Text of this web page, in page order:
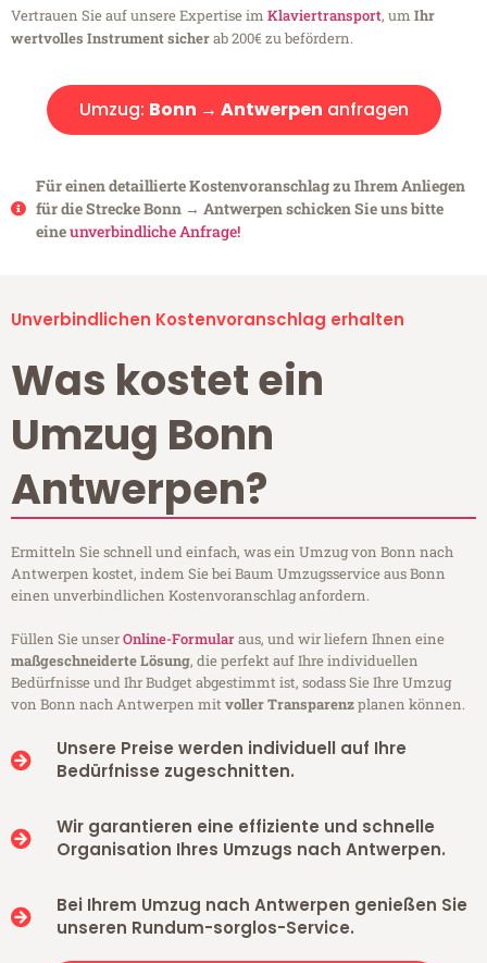
Vertrauen Sie auf unsere Expertise im Klaviertransport, um Ihr
wertvolles Instrument sicherab 200€ zu befördern.
Umzug: Bonn → Antwerpen anfragen
Für einen detaillierte Kostenvoranschlag zu Ihrem Anliegen
für die Strecke Bonn → Antwerpen schicken Sie uns bitte
eineunverbindliche Anfrage!
Unverbindlichen Kostenvoranschlag erhalten
Was kostet ein
Umzug Bonn
Antwerpen?
Ermitteln Sie schnell und einfach, was ein Umzug von Bonn nach
Antwerpen kostet, indem Sie bei Baum Umzugsservice aus Bonn
einen unverbindlichen Kostenvoranschlag anfordern.
Füllen Sie unserOnline-Formularaus, und wir liefern Ihnen eine
maßgeschneiderte Lösung, die perfekt auf Ihre individuellen
Bedürfnisse und Ihr Budget abgestimmt ist, sodass Sie Ihre Umzug
von Bonn nach Antwerpen mitvoller Transparenzplanen können.
Unsere Preise werden individuell auf Ihre
Bedürfnisse zugeschnitten.
Wir garantieren eine effiziente und schnelle
Organisation Ihres Umzugs nach Antwerpen.
Bei Ihrem Umzug nach Antwerpen genießen Sie
unseren Rundum-sorglos-Service.